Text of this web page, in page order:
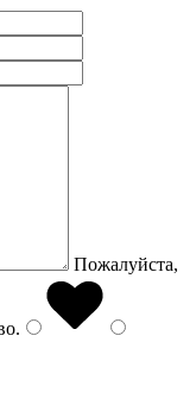
Пожалуйста,
.